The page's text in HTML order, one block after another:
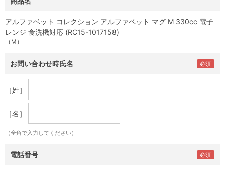
アルファベット コレクション アルファベット マグ M 330cc 電子
レンジ 食洗機対応 (RC15-1017158)
（M）
お問い合わせ時氏名
［姓］
［名］
（全角で入力してください）
電話番号